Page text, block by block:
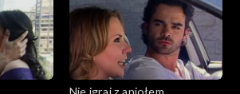
Nie igraj z aniołem